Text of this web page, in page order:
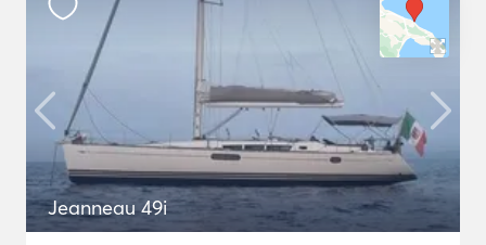
Jeanneau 49i